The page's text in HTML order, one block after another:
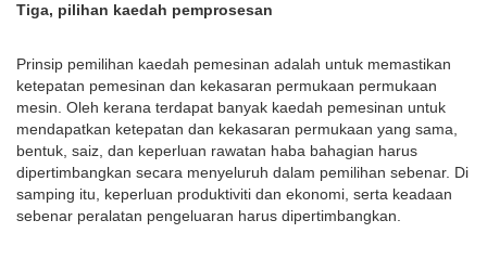
Tiga, pilihan kaedah pemprosesan
Prinsip pemilihan kaedah pemesinan adalah untuk memastikan
ketepatan pemesinan dan kekasaran permukaan permukaan
mesin. Oleh kerana terdapat banyak kaedah pemesinan untuk
mendapatkan ketepatan dan kekasaran permukaan yang sama,
bentuk, saiz, dan keperluan rawatan haba bahagian harus
dipertimbangkan secara menyeluruh dalam pemilihan sebenar. Di
samping itu, keperluan produktiviti dan ekonomi, serta keadaan
sebenar peralatan pengeluaran harus dipertimbangkan.